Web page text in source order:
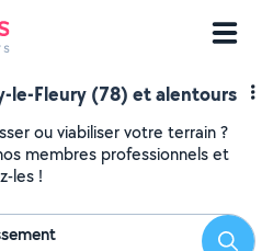
le-Fleury (78) et alentours
ou viabiliser votre terrain ?
membres professionnels et
les !